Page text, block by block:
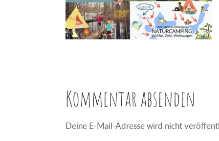
Kommentar absenden
Deine E-Mail-Adresse wird nicht